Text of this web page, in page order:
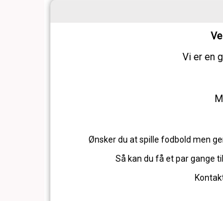
Vi er en
Ønsker du at spille fodbold men
Så kan du få et par gange